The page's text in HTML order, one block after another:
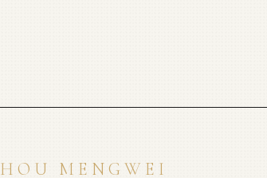
HOU MENGWEI